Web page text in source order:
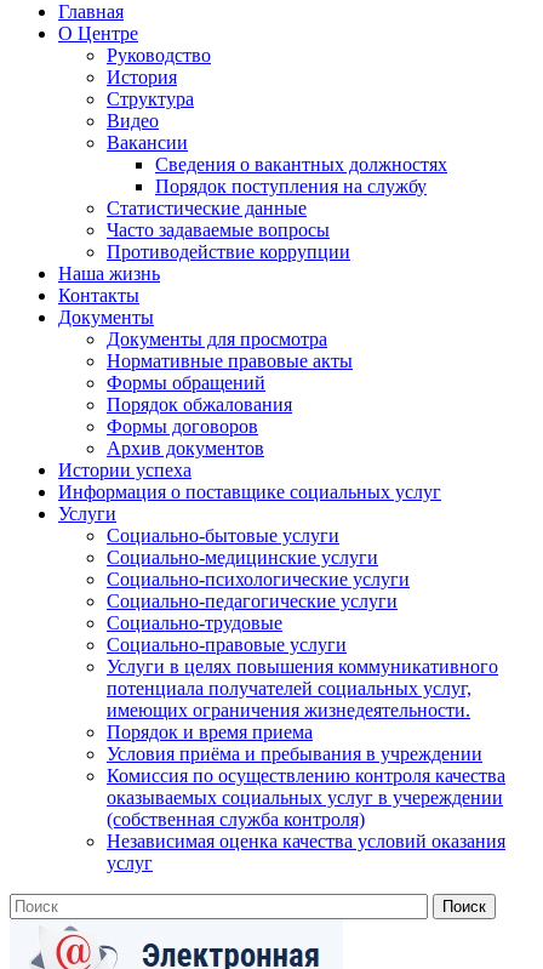
Главная
О Центре
Руководство
История
Структура
Видео
Вакансии
Сведения о вакантных должностях
Порядок поступления на службу
Статистические данные
Часто задаваемые вопросы
Противодействие коррупции
Наша жизнь
Контакты
Документы
Документы для просмотра
Нормативные правовые акты
Формы обращений
Порядок обжалования
Формы договоров
Архив документов
Истории успеха
Информация о поставщике социальных услуг
Услуги
Социально-бытовые услуги
Социально-медицинские услуги
Социально-психологические услуги
Социально-педагогические услуги
Социально-трудовые
Социально-правовые услуги
Услуги в целях повышения коммуникативного
потенциала получателей социальных услуг,
имеющих ограничения жизнедеятельности.
Порядок и время приема
Условия приёма и пребывания в учреждении
Комиссия по осуществлению контроля качества
оказываемых социальных услуг в учереждении
(собственная служба контроля)
Независимая оценка качества условий оказания
услуг